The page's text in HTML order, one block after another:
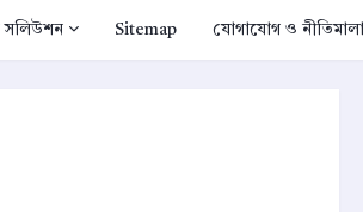
Sitemap যোগাযোগ ও নীতিমালা